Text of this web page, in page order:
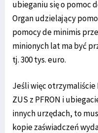
ubieganiu się o pomoc
Organ udzielający
pomocy de minimis
minionych lat ma być
tj. 300 tys. euro.
Jeśli więc otrzymaliście
ZUS z PFRON i
innych urzędach, to
kopie zaświadczeń